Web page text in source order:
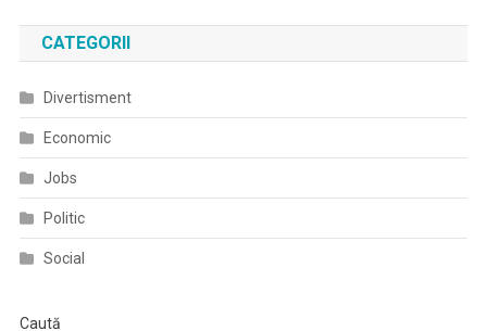
De
,,Dor
Lui
CATEGORII
Divertisment
Economic
Jobs
Politic
Social
Caută